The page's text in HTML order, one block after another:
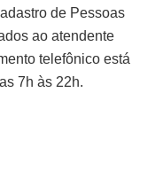
de Pessoas
ao atendente
telefônico está
7h às 22h.